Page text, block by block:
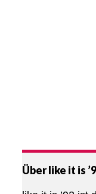
Über like it is